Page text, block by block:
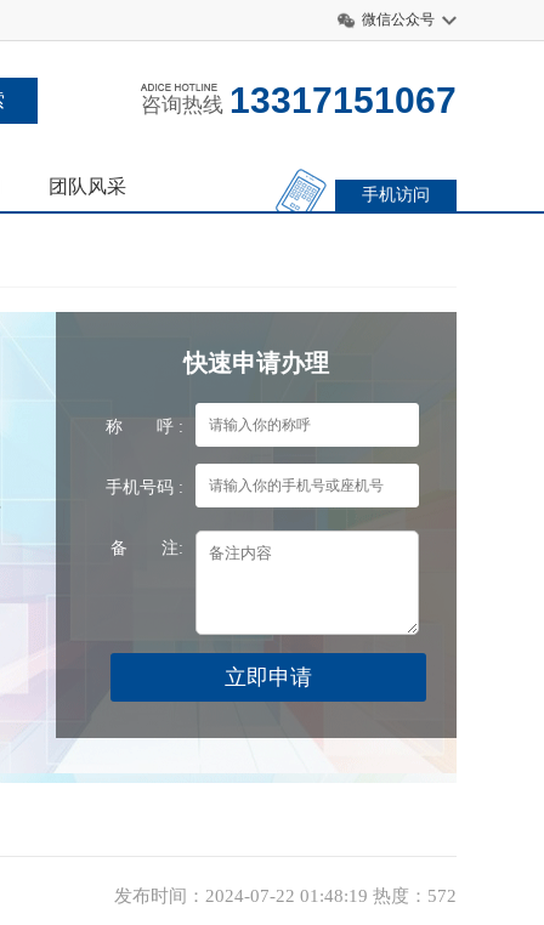
微信公众号
咨询热线 13317151067
团队风采 手机访问
快速申请办理
称 呼 :
手机号码 :
备 注:
发布时间：2024-07-22 01:48:19 热度：572